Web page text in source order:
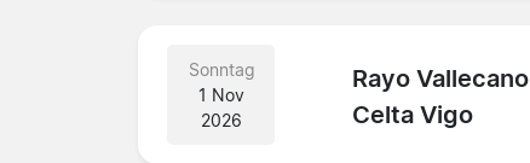
Sonntag
1 Nov
2026
Rayo Vallecano
Celta Vigo